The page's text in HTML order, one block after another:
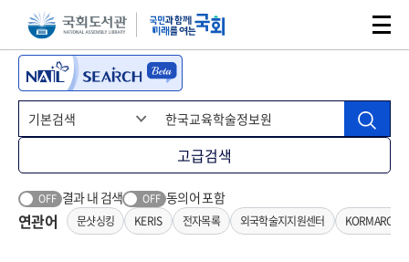
본문 바로가기주메뉴 바로가기
고급검색
OFF 결과 내 검색 OFF 동의어 포함
연관어 문샷싱킹 KERIS 전자목록 외국학술지지원센터 KORMARC기